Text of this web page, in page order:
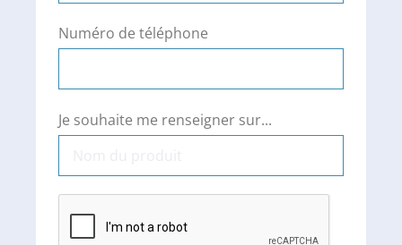
Numéro de téléphone
Je souhaite me renseigner sur...